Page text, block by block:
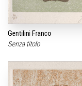
Gentilini Franco
Senza titolo